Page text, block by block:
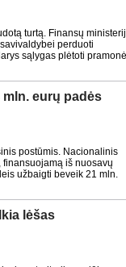
turtą. Finansų
perduoti
sąlygas plėtoti
mln. eurų padės
postūmis. Nacionalinis
iš nuosavų
užbaigti beveik 21 mln.
lėšas